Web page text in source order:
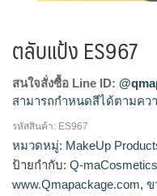
ตลับแป้ง ES967
สนใจสั่งซื้อ Line ID:
สามารถกำหนดสีได้ตามคว
โรงงานผลิตตลับแป้ง,ขาย
ตลับแป้ง,ตลับแป้งเปล่าขาย
รหัสสินค้า: ES967
หมวดหมู่: MakeUp
ป้ายกำกับ: Q-maCosmetics
www.Qmapackage.com, ข